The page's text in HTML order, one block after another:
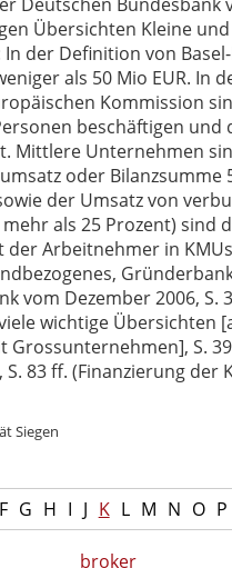
Übersichten Kleine
der Definition von
als 50 Mio EUR. In
Kommission
beschäftigen und
Mittlere Unternehmen
oder Bilanzsumme
der Umsatz von
als 25 Prozent) sind
Arbeitnehmer in
vom Dezember 2006, S.
wichtige Übersichten
S.
83 ff. (Finanzierung der
Siegen
F G H I J K L M N O P
broker